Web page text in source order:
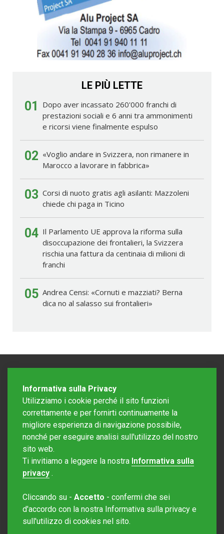
LE PIÙ LETTE
01
Dopo aver incassato 260'000 franchi di
prestazioni sociali e 6 anni tra ammonimenti
e ricorsi viene finalmente espulso
02 «Voglio andare in Svizzera, non rimanere in
Marocco a lavorare in fabbrica»
03 Corsi di nuoto gratis agli asilanti: Mazzoleni
chiede chi paga in Ticino
04 Il Parlamento UE approva la riforma sulla
disoccupazione dei frontalieri, la Svizzera
rischia una fattura da centinaia di milioni di
franchi
05 Andrea Censi: «Cornuti e mazziati? Berna
dica no al salasso sui frontalieri»
Editore Rotostampa SA
Sito creato daRedesign
Informativa sulla Privacy
Utilizziamo i cookie perché il sito funzioni
correttamente e per fornirti continuamente la
migliore esperienza di navigazione possibile,
nonché per eseguire analisi sull'utilizzo del nostro
sito web.
Ti invitiamo a leggere la nostra Informativa sulla
privacy .
Cliccando su - Accetto - confermi che sei
d'accordo con la nostra Informativa sulla privacy e
sull'utilizzo di cookies nel sito.